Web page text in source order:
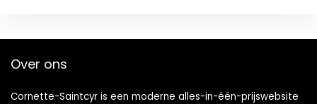
Over ons
Cornette-Saintcyr is een moderne alles-in-één-prijswebsite